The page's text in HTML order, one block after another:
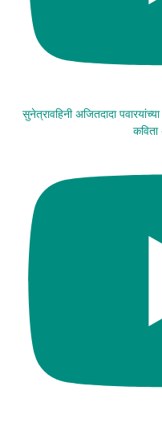
सुनेत्रावहिनी अजितदादा